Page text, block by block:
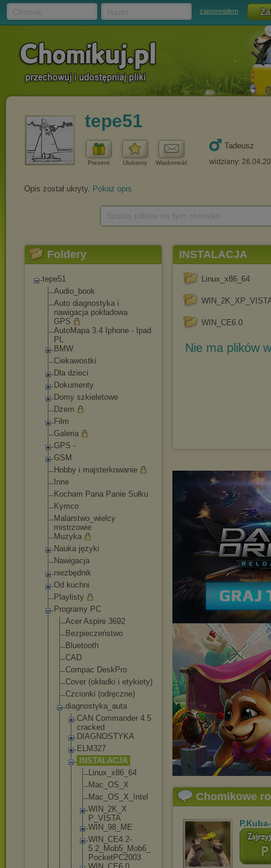
zapomniałem
tepe51
Prezent Ulubiony Wiadomość
Tadeusz
widziany:
Opis został ukryty. Pokaż opis
Foldery
tepe51
Audio_book
Auto diagnostyka i
nawigacja pokładowa
GPS
AutoMapa 3.4 Iphone - Ipad
PL
BMW
Ciekawostki
Dla dzieci
Dokumenty
Domy szkieletowe
Dżem
Film
Galeria
GPS -
GSM
Hobby i majsterkowanie
Inne
Kocham Pana Panie Sułku
Kymco
Malarstwo_wielcy
mistrzowie
Muzyka
Nauka języki
Nawigacja
niezbędnik
Od kuchni
Playlisty
Programy PC
Acer Aspire 3692
Bezpieczeństwo
Bluetooth
CAD
Compac DeskPro
Cover (okładki i etykiety)
Czcionki (odręczne)
diagnostyka_auta
CAN Commander 4.5
cracked
DIAGNOSTYKA
ELM327
INSTALACJA
Linux_x86_64
Mac_OS_X
Mac_OS_X _Intel
WIN_2K_X
P_VISTA
WIN_98_M E
WIN_CE4.2-
5.2_Mob5_Mob6_
PocketPC2003
INSTALACJA
Linux_x86_64
WIN_CE6.0
Nie ma plików
Chomikowe